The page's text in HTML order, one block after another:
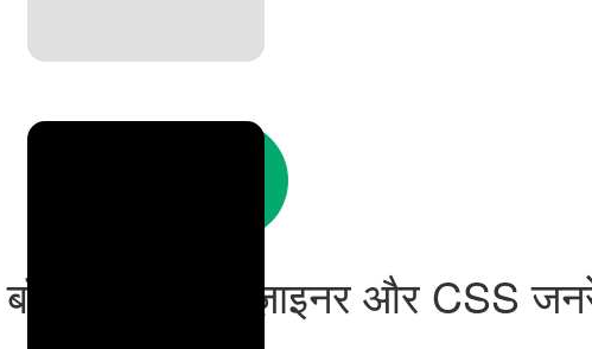
बॉर्डर रेडियस डिज़ाइनर और CSS